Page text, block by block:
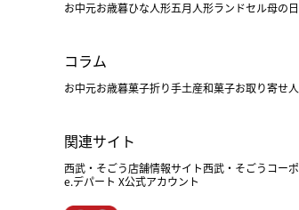
お中元お歳暮ひな人形五月人形ランドセル母の日
コラム
お中元お歳暮菓子折り手土産和菓子お取り寄せ
関連サイト
西武・そごう店舗情報サイト西武・そごうコー
e.デパート X公式アカウント